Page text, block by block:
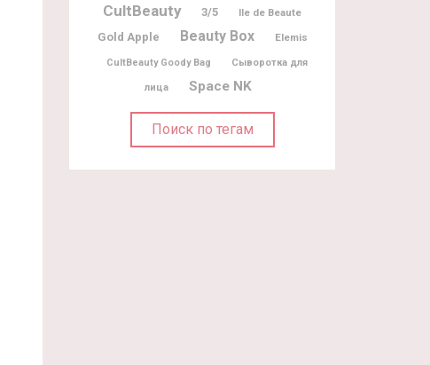
CultBeauty 3/5 Ile de Beaute
Gold Apple Beauty Box Elemis
CultBeauty Goody Bag Сыворотка для
лица Space NK
Поиск по тегам